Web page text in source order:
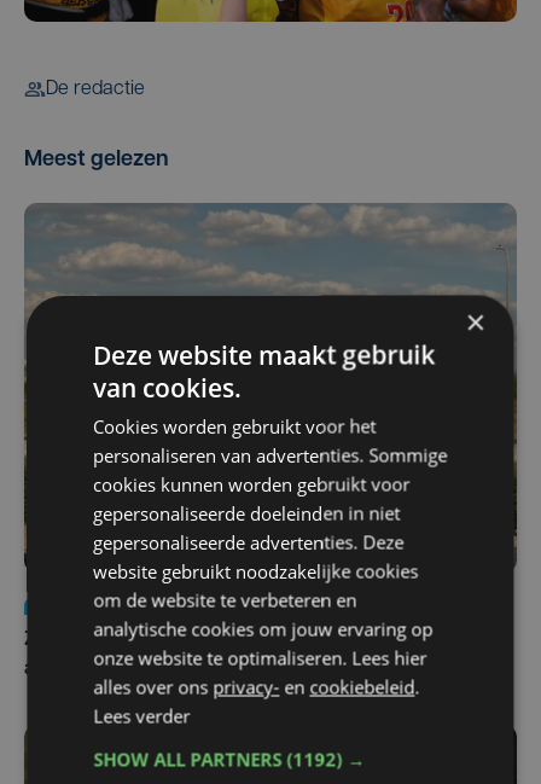
De redactie
Meest gelezen
Nieuws Update
za 1 augustus | 17:21
Zwaar ongeval op E403 in Izegem: drie rijstroken
afgesloten
×
Deze website maakt gebruik
van cookies.
Cookies worden gebruikt voor het
personaliseren van advertenties. Sommige
cookies kunnen worden gebruikt voor
gepersonaliseerde doeleinden in niet
gepersonaliseerde advertenties. Deze
website gebruikt noodzakelijke cookies
om de website te verbeteren en
analytische cookies om jouw ervaring op
onze website te optimaliseren. Lees hier
alles over ons privacy- en cookiebeleid.
Lees verder
SHOW ALL PARTNERS(1192) →